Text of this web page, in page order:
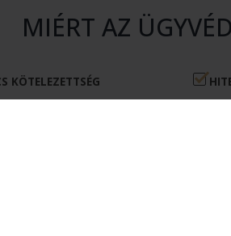
MIÉRT AZ
KÖTELEZETTSÉG
igénybevétele nem jár